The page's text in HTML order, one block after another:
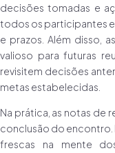
decisões tomadas e
todos os participantes
e prazos. Além disso,
valioso para futuras
revisitem decisões
metas estabelecidas.
Na prática, as notas de
conclusão do encontro.
frescas na mente